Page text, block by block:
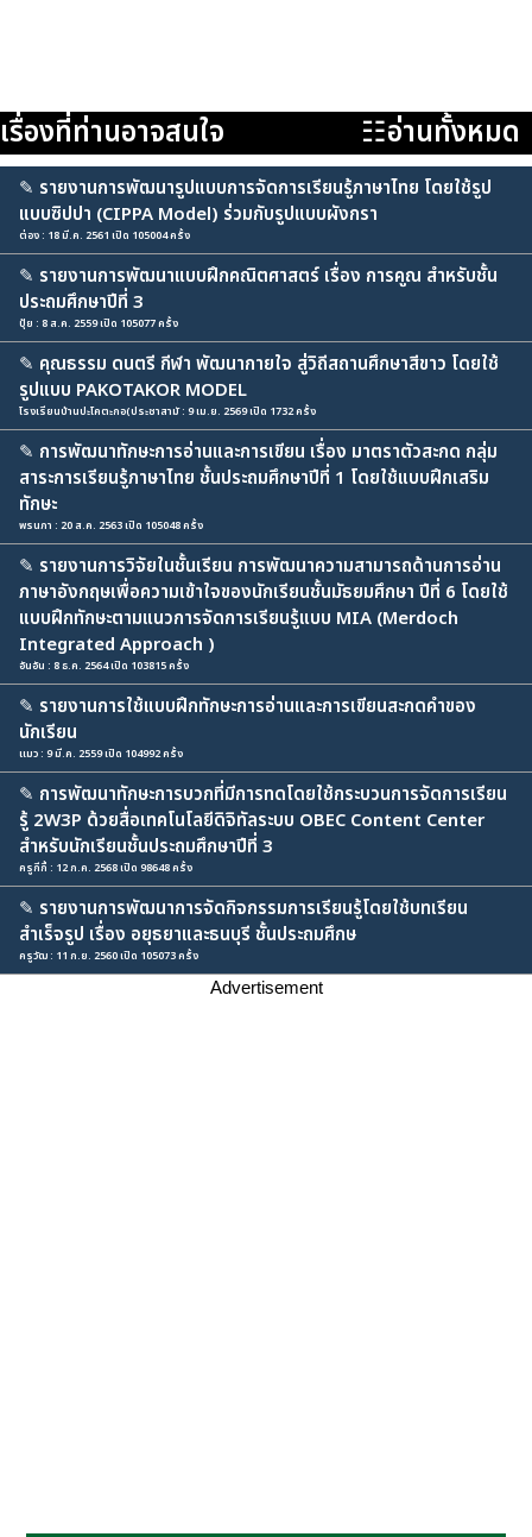
เรื่องที่ท่านอาจสนใจ ☷อ่านทั้งหมด
✎ รายงานการพัฒนารูปแบบการจัดการเรียนรู้ภาษาไทย โดยใช้รูป
แบบซิปปา (CIPPA Model) ร่วมกับรูปแบบผังกรา
ต่อง : 18 มี.ค. 2561 เปิด 105004 ครั้ง
✎ รายงานการพัฒนาแบบฝึกคณิตศาสตร์ เรื่อง การคูณ สำหรับชั้น
ประถมศึกษาปีที่ 3
ปุ้ย : 8 ส.ค. 2559 เปิด 105077 ครั้ง
✎ คุณธรรม ดนตรี กีฬา พัฒนากายใจ สู่วิถีสถานศึกษาสีขาว โดยใช้
รูปแบบ PAKOTAKOR MODEL
โรงเรียนบ้านปะโคตะกอ(ประชาสามั : 9 เม.ย. 2569 เปิด 1732 ครั้ง
✎ การพัฒนาทักษะการอ่านและการเขียน เรื่อง มาตราตัวสะกด กลุ่ม
สาระการเรียนรู้ภาษาไทย ชั้นประถมศึกษาปีที่ 1 โดยใช้แบบฝึกเสริม
ทักษะ
พรนภา : 20 ส.ค. 2563 เปิด 105048 ครั้ง
✎ รายงานการวิจัยในชั้นเรียน การพัฒนาความสามารถด้านการอ่าน
ภาษาอังกฤษเพื่อความเข้าใจของนักเรียนชั้นมัธยมศึกษา ปีที่ 6 โดยใช้
แบบฝึกทักษะตามแนวการจัดการเรียนรู้แบบ MIA (Merdoch
Integrated Approach )
อันอัน : 8 ธ.ค. 2564 เปิด 103815 ครั้ง
✎ รายงานการใช้แบบฝึกทักษะการอ่านและการเขียนสะกดคำของ
นักเรียน
แมว : 9 มี.ค. 2559 เปิด 104992 ครั้ง
✎ การพัฒนาทักษะการบวกที่มีการทดโดยใช้กระบวนการจัดการเรียน
รู้ 2W3P ด้วยสื่อเทคโนโลยีดิจิทัลระบบ OBEC Content Center
สำหรับนักเรียนชั้นประถมศึกษาปีที่ 3
ครูกีกี้ : 12 ก.ค. 2568 เปิด 98648 ครั้ง
✎ รายงานการพัฒนาการจัดกิจกรรมการเรียนรู้โดยใช้บทเรียน
สำเร็จรูป เรื่อง อยุธยาและธนบุรี ชั้นประถมศึกษ
ครูวัฒ : 11 ก.ย. 2560 เปิด 105073 ครั้ง
Advertisement